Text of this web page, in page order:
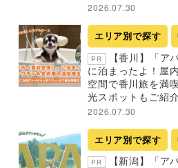
2026.07.30
エリア別で探す
PR
【香川】「ア
に泊まったよ！屋
空間で香川旅を満
光スポットもご紹介
2026.07.30
エリア別で探す
PR
【新潟】「ア